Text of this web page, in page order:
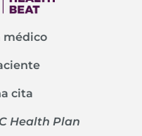
médico
cita
Health Plan